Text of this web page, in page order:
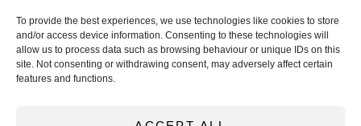
To provide the best experiences, we use technologies like cookies to store
and/or access device information. Consenting to these technologies will
allow us to process data such as browsing behaviour or unique IDs on this
site. Not consenting or withdrawing consent, may adversely affect certain
features and functions.